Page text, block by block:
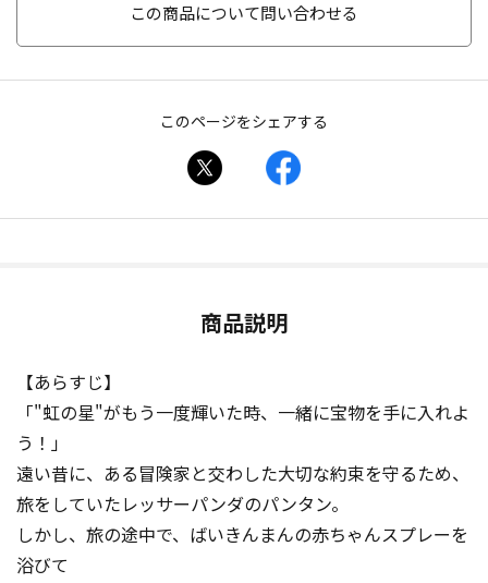
この商品について問い合わせる
このページをシェアする
商品説明
【あらすじ】
「"虹の星"がもう一度輝いた時、一緒に宝物を手に入れよ
う！」
遠い昔に、ある冒険家と交わした大切な約束を守るため、
旅をしていたレッサーパンダのパンタン。
しかし、旅の途中で、ばいきんまんの赤ちゃんスプレーを
浴びて